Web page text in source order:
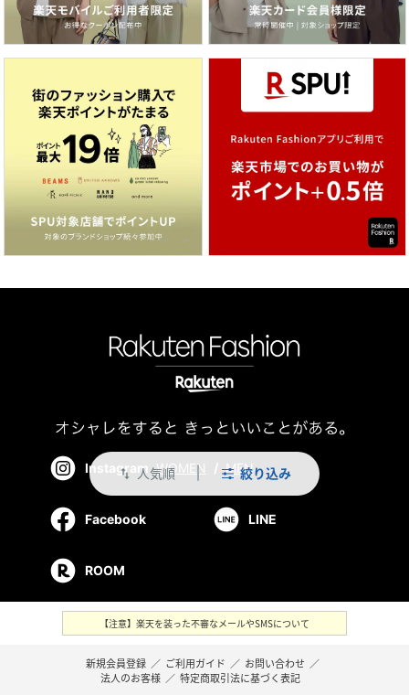
swap_vert 人気順 絞り込み
Instagram WOMEN / MEN
Facebook LINE
ROOM
【注意】楽天を装った不審なメールやSMSについて
新規会員登録 ／ ご利用ガイド ／ お問い合わせ ／
法人のお客様 ／ 特定商取引法に基づく表記